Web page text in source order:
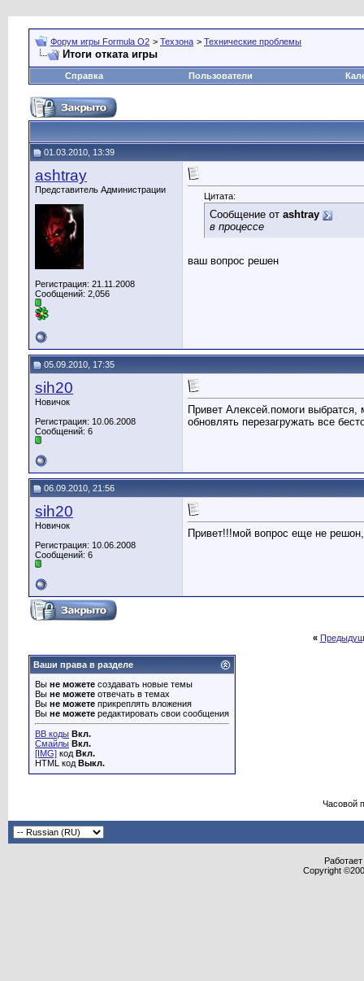
Форум игры Formula O2 > Техзона > Технические проблемы
Итоги отката игры
Справка Пользователи
01.03.2010, 13:39
ashtray
Представитель Администрации
Регистрация: 21.11.2008
Сообщений: 2,056
Цитата:
Сообщение от ashtray
в процессе
ваш вопрос решен
05.09.2010, 17:35
sih20
Новичок
Регистрация: 10.06.2008
Сообщений: 6
Привет Алексей.помоги выбратся,
обновлять перезагружать все
06.09.2010, 21:56
sih20
Новичок
Регистрация: 10.06.2008
Сообщений: 6
Привет!!!мой вопрос еще не
«
Ваши права в разделе
Вы не можете создавать новые темы
Вы не можете отвечать в темах
Вы не можете прикреплять вложения
Вы не можете редактировать свои сообщения
BB коды Вкл.
Смайлы Вкл.
[IMG] код Вкл.
HTML код Выкл.
Часовой
Copyright